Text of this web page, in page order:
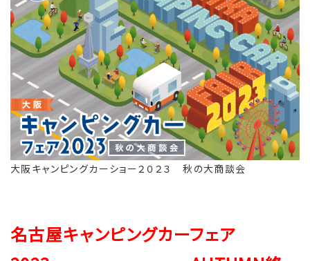
大阪キャンピングカーショー２０２３ 秋の大商談会
名古屋キャンピングカーフェア